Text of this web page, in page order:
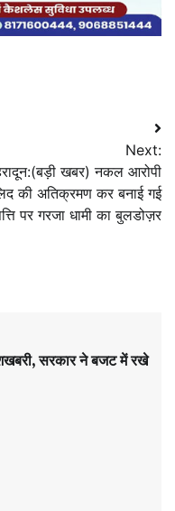
Next:
खबर) नकल आरोपी
की अतिक्रमण कर बनाई गई
पर गरजा धामी का बुलडोज़र
सरकार ने बजट में रखे